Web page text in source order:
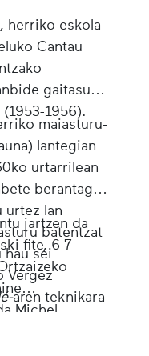
herriko eskola
Cantau
gaitasun
1956).
maiasturu-
lantegian
urtarrilean
berantago
urtez lan
batentzat
hau sei
Vergez
aren teknikara
jartzen da
fite, 6-7
Michel
ukanen